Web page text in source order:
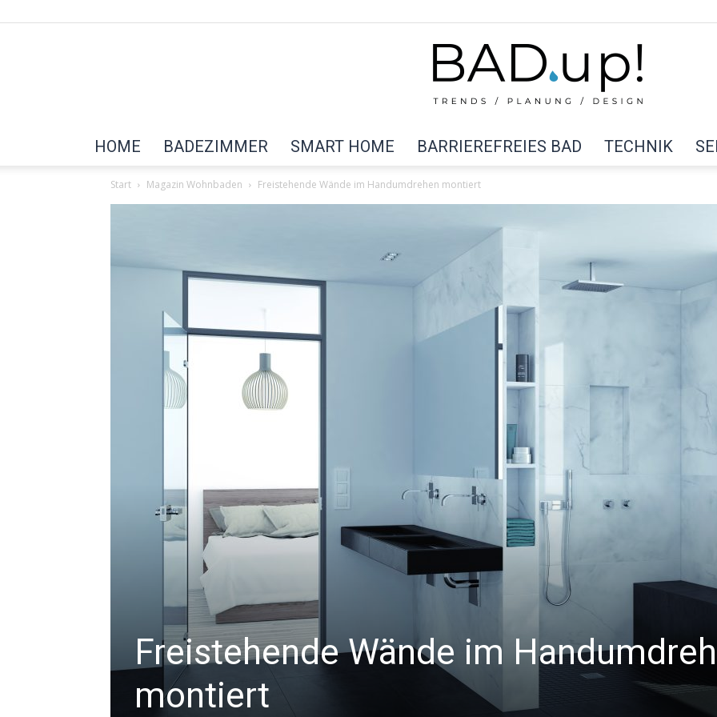
HOME BADEZIMMER SMART HOME BARRIEREFREIES BAD TECHNIK
Start Magazin Wohnbaden Freistehende Wände im Handumdrehen montiert
Freistehende Wände im
montiert